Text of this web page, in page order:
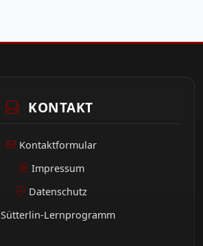
KONTAKT
Kontaktformular
Impressum
Datenschutz
Sütterlin-Lernprogramm